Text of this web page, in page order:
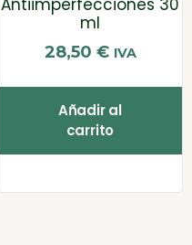
Antiimperfecciones 30
ml
28,50 € IVA
Añadir al
carrito